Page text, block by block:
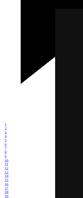
1
2
3
4
5
6
7
8
9
10
11
12
13
14
15
16
17
18
19